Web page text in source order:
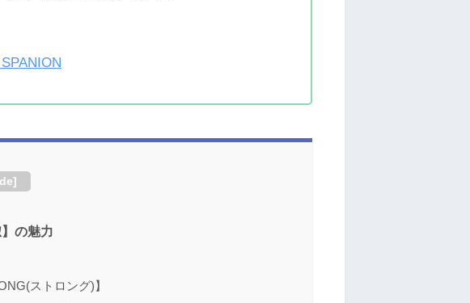
]
の魅力
ストロング)】